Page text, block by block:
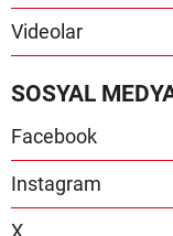
Videolar
SOSYAL
Facebook
Instagram
X